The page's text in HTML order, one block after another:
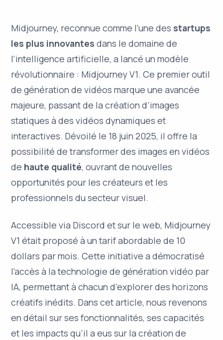
Midjourney, reconnue comme l’une des startups
les plus innovantes dans le domaine de
l’intelligence artificielle, a lancé un modèle
révolutionnaire : Midjourney V1. Ce premier outil
de génération de vidéos marque une avancée
majeure, passant de la création d’images
statiques à des vidéos dynamiques et
interactives. Dévoilé le 18 juin 2025, il offre la
possibilité de transformer des images en vidéos
de haute qualité, ouvrant de nouvelles
opportunités pour les créateurs et les
professionnels du secteur visuel.
Accessible via Discord et sur le web, Midjourney
V1 était proposé à un tarif abordable de 10
dollars par mois. Cette initiative a démocratisé
l’accès à latechnologie de génération vidéo par
IA, permettant à chacun d’explorer des horizons
créatifs inédits. Dans cet article, nous revenons
en détail sur ses fonctionnalités, ses capacités
et les impacts qu’il a eus sur la création de